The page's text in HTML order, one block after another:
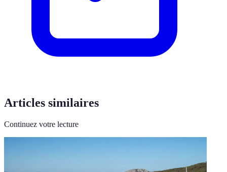
Articles similaires
Continuez votre lecture